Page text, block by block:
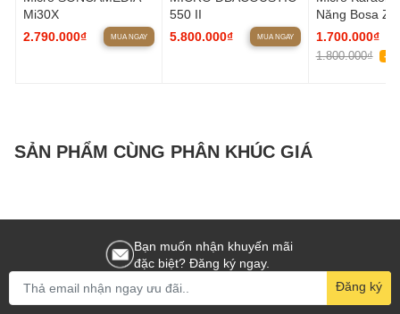
+ Đầu thu được thiết kế với giao diện đẹp, màu sáng,
màn hình led hiển thị sắc nét.
Mi30X
2.790.000₫
MUA NGAY
550 II
5.800.000₫
MUA NGAY
Năng Bosa
1.700.000₫
1.800.000₫ -
SẢN PHẨM CÙNG PHÂN KHÚC GIÁ
Bạn muốn nhận khuyến mãi
đặc biệt? Đăng ký ngay.
Đăng ký